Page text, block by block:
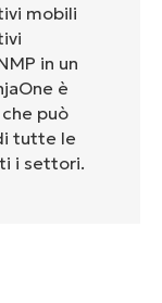
mobili
in un
è
può
tutte le
i settori.